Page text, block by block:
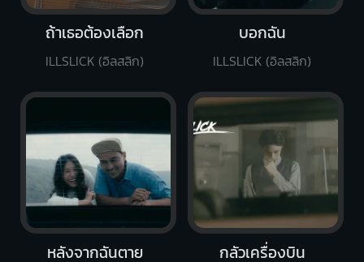
ถ้าเธอต้องเลือก
ILLSLICK (อิลสลิก)
บอกฉัน
ILLSLICK (อิลสลิก)
กลัวเครื่องบิน
หลังจากฉันตาย